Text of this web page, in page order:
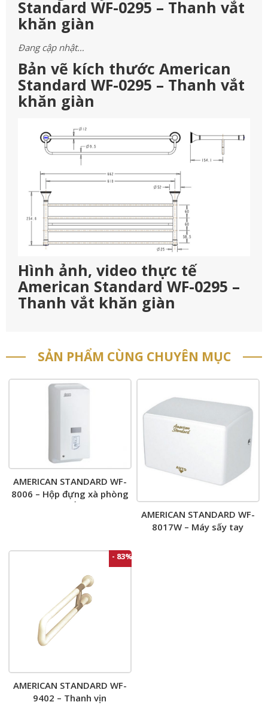
Standard WF-0295 – Thanh vắt
khăn giàn
Đang cập nhật…
Bản vẽ kích thước American
Standard WF-0295 – Thanh vắt
khăn giàn
Hình ảnh, video thực tế
American Standard WF-0295 –
Thanh vắt khăn giàn
SẢN PHẨM CÙNG CHUYÊN MỤC
AMERICAN STANDARD WF-
8006 – Hộp đựng xà phòng
Cảm Ứng
AMERICAN STANDARD WF-
8017W – Máy sấy tay
- 83%
AMERICAN STANDARD WF-
9402 – Thanh vịn